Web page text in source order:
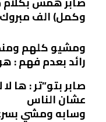
وكمل) الف
ومشيو كلهم
رائد بعدم فهم :
صابر بتو”تر : ها
عشان الناس
وسابه ومشي